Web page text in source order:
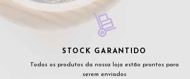
STOCK GARANTIDO
Todos os produtos da nossa loja estão prontos para
serem enviados